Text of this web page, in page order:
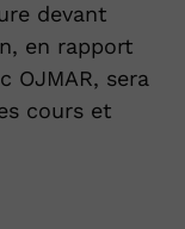
devant
en rapport
OJMAR, sera
cours et